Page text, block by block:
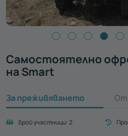
Самостоятелно
на Smart
За преживяването
Брой участници:2